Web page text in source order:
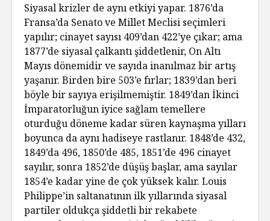
Siyasal krizler de aynı etkiyi yapar. 1876’da
Fransa’da Senato ve Millet Meclisi seçimleri
yapılır; cinayet sayısı 409’dan 422’ye çıkar; ama
1877’de siyasal çalkantı şiddetlenir, On Altı
Mayıs dönemidir ve sayıda inanılmaz bir artış
yaşanır. Birden bire 503’e fırlar; 1839’dan beri
böyle bir sayıya erişilmemiştir. 1849’dan İkinci
İmparatorluğun iyice sağlam temellere
oturduğu döneme kadar süren kaynaşma yılları
boyunca da aynı hadiseye rastlanır. 1848’de 432,
1849’da 496, 1850’de 485, 1851’de 496 cinayet
sayılır, sonra 1852’de düşüş başlar, ama sayılar
1854’e kadar yine de çok yüksek kalır. Louis
Philippe’in saltanatının ilk yıllarında siyasal
partiler oldukça şiddetli bir rekabete